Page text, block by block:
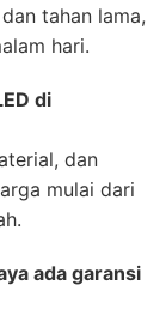
tahan lama,
hari.
di
dan
mulai dari
ada garansi